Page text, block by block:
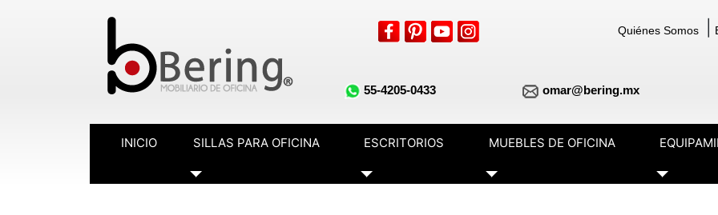
Quiénes Somos
55-4205-0433 omar@bering.mx
INICIO SILLAS PARA OFICINA
Toggle Dropdown
ESCRITORIOS
Toggle Dropdown
MUEBLES DE OFICINA
Toggle Dropdown Toggle